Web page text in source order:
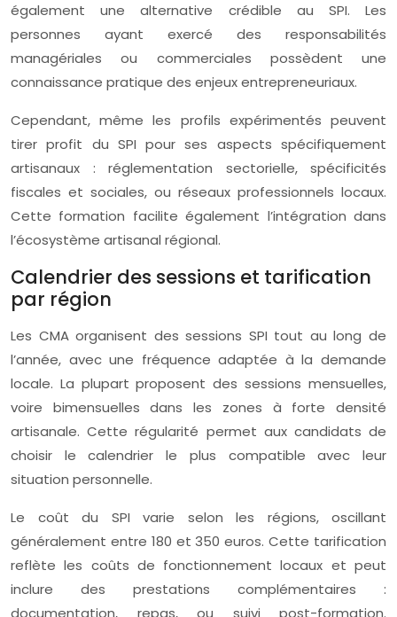
également une alternative crédible au SPI. Les
personnes ayant exercé des responsabilités
managériales ou commerciales possèdent une
connaissance pratique des enjeux entrepreneuriaux.
Cependant, même les profils expérimentés peuvent
tirer profit du SPI pour ses aspects spécifiquement
artisanaux : réglementation sectorielle, spécificités
fiscales et sociales, ou réseaux professionnels locaux.
Cette formation facilite également l’intégration dans
l’écosystème artisanal régional.
Calendrier des sessions et tarification
par région
Les CMA organisent des sessions SPI tout au long de
l’année, avec une fréquence adaptée à la demande
locale. La plupart proposent des sessions mensuelles,
voire bimensuelles dans les zones à forte densité
artisanale. Cette régularité permet aux candidats de
choisir le calendrier le plus compatible avec leur
situation personnelle.
Le coût du SPI varie selon les régions, oscillant
généralement entre 180 et 350 euros. Cette tarification
reflète les coûts de fonctionnement locaux et peut
inclure des prestations complémentaires :
documentation, repas, ou suivi post-formation.